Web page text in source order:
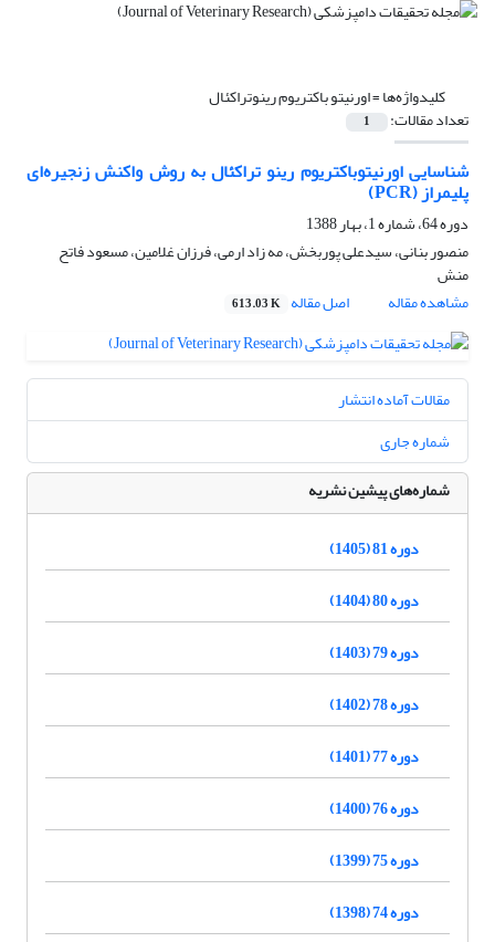
کلیدواژه‌ها =اورنیتو باکتریوم رینوتراکئال
تعداد مقالات: 1
شناسایی اورنیتوباکتریوم رینو تراکئال به روش واکنش زنجیره‌ای
پلیمراز (PCR)‌
دوره 64، شماره 1، بهار 1388
منصور بنانی، سیدعلی پوربخش، مه زاد ارمی، فرزان غلامین، مسعود فاتح
منش
مشاهده مقاله
اصل مقاله 613.03 K
مقالات آماده انتشار
شماره جاری
شماره‌های پیشین نشریه
دوره 81 (1405)
دوره 80 (1404)
دوره 79 (1403)
دوره 78 (1402)
دوره 77 (1401)
دوره 76 (1400)
دوره 75 (1399)
دوره 74 (1398)